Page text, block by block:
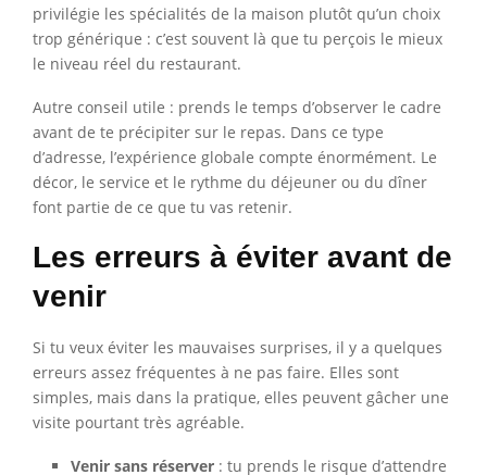
privilégie les spécialités de la maison plutôt qu’un choix
trop générique : c’est souvent là que tu perçois le mieux
le niveau réel du restaurant.
Autre conseil utile : prends le temps d’observer le cadre
avant de te précipiter sur le repas. Dans ce type
d’adresse, l’expérience globale compte énormément. Le
décor, le service et le rythme du déjeuner ou du dîner
font partie de ce que tu vas retenir.
Les erreurs à éviter avant de
venir
Si tu veux éviter les mauvaises surprises, il y a quelques
erreurs assez fréquentes à ne pas faire. Elles sont
simples, mais dans la pratique, elles peuvent gâcher une
visite pourtant très agréable.
Venir sans réserver : tu prends le risque d’attendre